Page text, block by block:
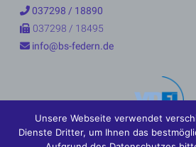
037298 / 18890
037298 / 18495
info@bs-federn.de
Mitglied im Federfachverband VDFI
Unsere Webseite verwendet
Dienste Dritter, um Ihnen das